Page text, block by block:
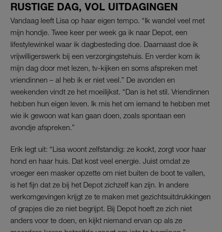
RUSTIGE DAG, VOL UITDAGINGEN
Vandaag leeft Lisa op haar eigen tempo. “Ik wandel veel met
mijn hondje. Twee keer per week ga ik naar Depot, een
lifestylewinkel waar ik dagbesteding doe. Daarnaast doe ik
vrijwilligerswerk bij een verzorgingstehuis. En verder kom ik
mijn dag door met lezen, tv-kijken en soms afspreken met
vriendinnen – al heb ik er niet veel.” De avonden en
weekenden vindt ze het moeilijkst. “Dan is het stil. Vriendinnen
hebben hun eigen leven. Ik mis het om iemand te hebben met
wie ik gewoon wat kan gaan doen, zoals spontaan een
avondje afspreken.”
Erik legt uit: “Lisa woont zelfstandig: ze kookt, zorgt voor haar
hond en haar huis. Dat kost veel energie. Juist omdat ze
vroeger een masker opzette om niet buiten de boot te vallen,
is het fijn dat ze bij het Depot zichzelf kan zijn. In andere
werkomgevingen krijgt ze te maken met gezichtsuitdrukkingen
of grapjes die ze niet begrijpt. Bij Depot hoeft ze zich niet
anders voor te doen, en kijkt niemand ervan op als ze